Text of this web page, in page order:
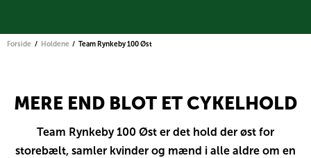
Forside Holdene Team Rynkeby 100 Øst
MERE END BLOT ET CYKELHOLD
Team Rynkeby 100 Øst er det hold der øst for
storebælt, samler kvinder og mænd i alle aldre om en